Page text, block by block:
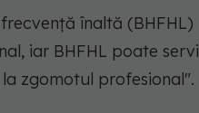
înaltă (BHFHL)
iar BHFHL poate servi
zgomotul profesional".